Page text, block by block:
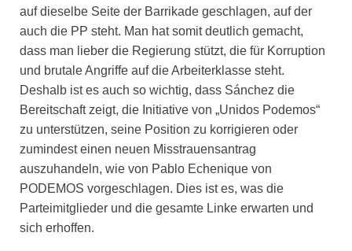
auf dieselbe Seite der Barrikade geschlagen, auf der
auch die PP steht. Man hat somit deutlich gemacht,
dass man lieber die Regierung stützt, die für Korruption
und brutale Angriffe auf die Arbeiterklasse steht.
Deshalb ist es auch so wichtig, dass Sánchez die
Bereitschaft zeigt, die Initiative von „Unidos Podemos“
zu unterstützen, seine Position zu korrigieren oder
zumindest einen neuen Misstrauensantrag
auszuhandeln, wie von Pablo Echenique von
PODEMOS vorgeschlagen. Dies ist es, was die
Parteimitglieder und die gesamte Linke erwarten und
sich erhoffen.